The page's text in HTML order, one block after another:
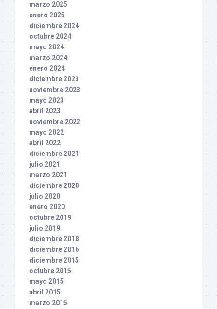
marzo 2025
enero 2025
diciembre 2024
octubre 2024
mayo 2024
marzo 2024
enero 2024
diciembre 2023
noviembre 2023
mayo 2023
abril 2023
noviembre 2022
mayo 2022
abril 2022
diciembre 2021
julio 2021
marzo 2021
diciembre 2020
julio 2020
enero 2020
octubre 2019
julio 2019
diciembre 2018
diciembre 2016
diciembre 2015
octubre 2015
mayo 2015
abril 2015
marzo 2015